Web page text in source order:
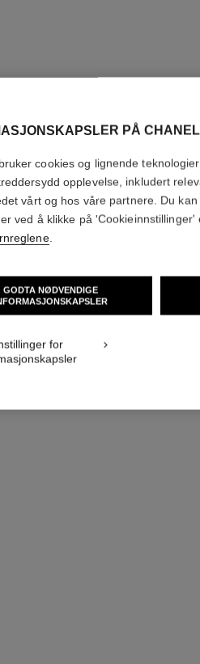
1
teksturvisning
PÅ
cookies og lignende
opplevelse, inkludert
vårt og hos våre partnere. Du
ved å klikke på 'Cookieinnstillinger'
.
GODTA NØDVENDIGE
for